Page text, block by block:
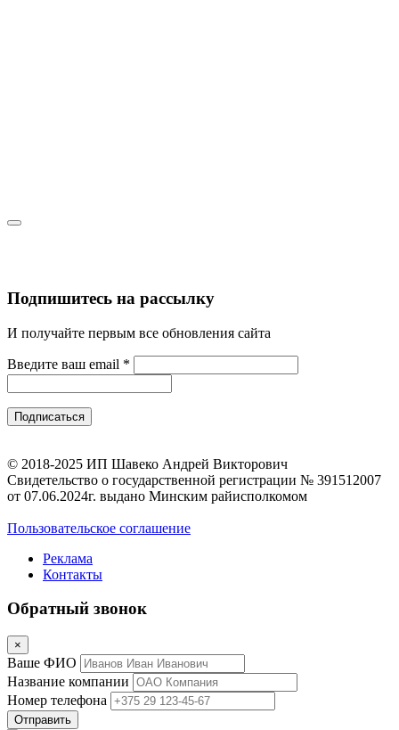
Подпишитесь на рассылку
И получайте первым все обновления сайта
Введите ваш email *
© 2018-2025 ИП Шавеко Андрей Викторович
Свидетельство о государственной регистрации № 391512007
от 07.06.2024г. выдано Минским райисполкомом
Пользовательское соглашение
Реклама
Контакты
Обратный звонок
×
Ваше ФИО
Название компании
Номер телефона